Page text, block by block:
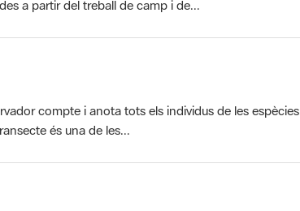
a partir del treball de camp i de...
compte i anota tots els individus de les espècies
és una de les...